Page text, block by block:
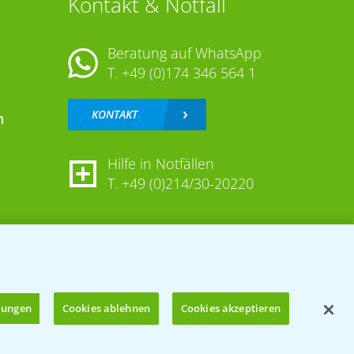
Beratung auf WhatsApp
T. +49 (0)174 346 564 1
KONTAKT
Hilfe in Notfällen
T. +49 (0)214/30-20220
Cookies ablehnen Cookies akzeptieren